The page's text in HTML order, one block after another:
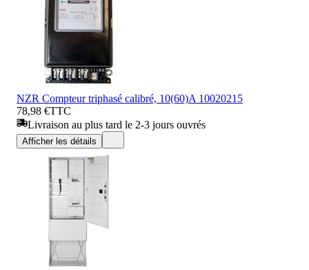
NZR Compteur triphasé calibré, 10(60)A 10020215
78,98 €TTC
Livraison au plus tard le 2-3 jours ouvrés
Afficher les détails